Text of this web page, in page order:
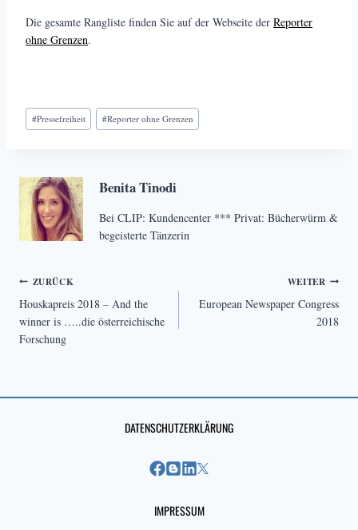
Die gesamte Rangliste finden Sie auf der Webseite der Reporter
ohne Grenzen.
Schlagworte:
#Pressefreiheit #Reporter ohne Grenzen
Benita Tinodi
Bei CLIP: Kundencenter *** Privat: Bücherwürm &
begeisterte Tänzerin
Beitragsnavigation
ZURÜCK
Houskapreis 2018 – And the
winner is …..die österreichische
Forschung
WEITER
European Newspaper Congress
2018
DATENSCHUTZERKLÄRUNG
IMPRESSUM